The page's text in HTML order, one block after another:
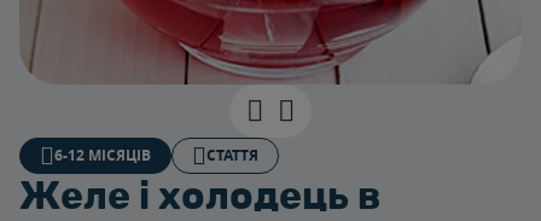
6-12 МІСЯЦІВ СТАТТЯ
Желе і холодець в